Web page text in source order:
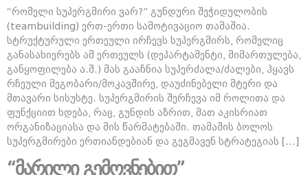
“რომელი სუპერგმირი ვარ?” გუნდური შეჭიდულობის
(teambuilding) ერთ-ერთი სამოტივაციო თამაშია.
სტრუქტურული ერთეული ირჩევს სუპერგმირს, რომელიც
განასახიერებს ამ ერთეულს (დეპარტამენტი, მიმართულება,
განყოფილება ა.შ.) მას გააჩნია სუპერძალა/ძალები, ჰყავს
რჩეული მეგობარი/მოკავშირე, დაუძინებელი მტერი და
მთავარი სისუსტე. სუპერგმირის შერჩევა იმ როლითა და
ფუნქციით ხდება, რაც, გუნდის აზრით, მათ აკისრიათ
ორგანიზაციასა და მის წარმატებაში. თამაშის ბოლოს
სუპერგმირები ერთიანდებიან და გეგმავენ სტრატეგიას […]
“მარილი გემოვნებით”